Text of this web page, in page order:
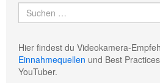
Hier findest du Videokamera-
Einnahmequellen und Best
YouTuber.